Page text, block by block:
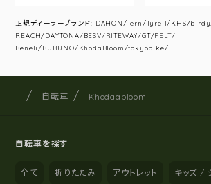
正規ディーラーブランド: DAHON/Tern/Tyrell/KHS/
REACH/DAYTONA/BESV/RITEWAY/GT/FELT/
Beneli/BURUNO/KhodaBloom/tokyobike/
サイト内の現在地
サイクルショップナカゴヤ
自転車 Khodaabloom
自転車を探す
全て 折りたたみ アウトレット キッズ /